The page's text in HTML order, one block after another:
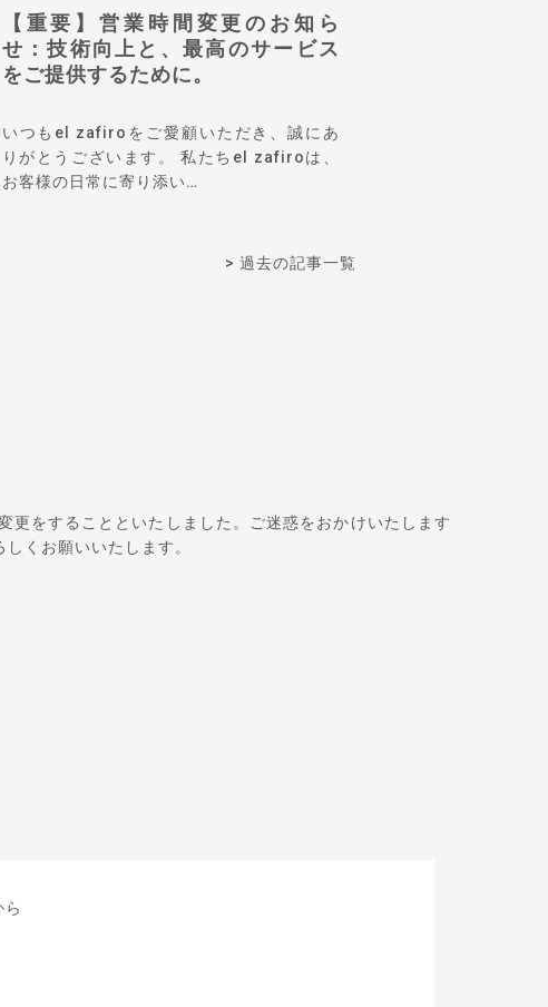
【重要】営業時間変更のお知ら
せ：技術向上と、最高のサービス
をご提供するために。
いつもel zafiroをご愛顧いただき、誠にあ
りがとうございます。 私たちel zafiroは、
お客様の日常に寄り添い…
> 過去の記事一覧
をすることといたしました。ご迷惑をおかけいたします
くお願いいたします。
ら